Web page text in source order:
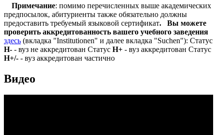
Примечание: помимо перечисленных выше академических
предпосылок, абитуриенты также обязательно должны
предоставить требуемый языковой сертификат.
Вы можете
проверить аккредитованность вашего учебного заведения
здесь (вкладка "Institutionen" и далее вкладка "Suchen"): Статус
Н- - вуз не аккредитован Статус Н+ - вуз аккредитован Статус
Н+/- - вуз аккредитован частично
Видео